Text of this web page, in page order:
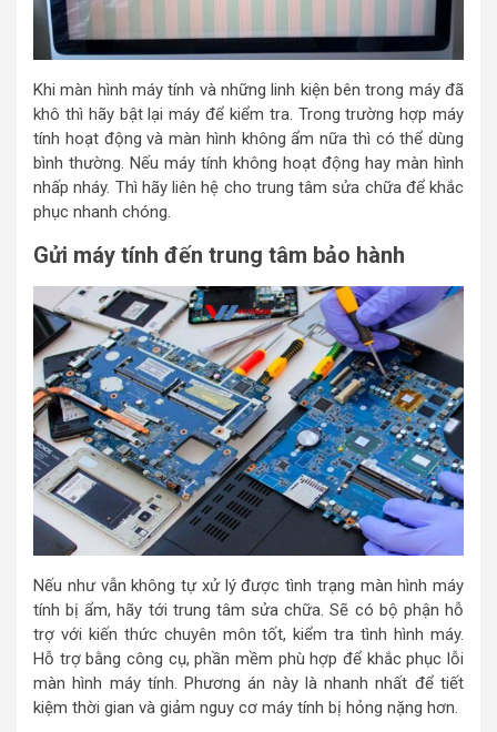
Khi màn hình máy tính và những linh kiện bên trong máy đã
khô thì hãy bật lại máy để kiểm tra. Trong trường hợp máy
tính hoạt động và màn hình không ẩm nữa thì có thể dùng
bình thường. Nếu máy tính không hoạt động hay màn hình
nhấp nháy. Thì hãy liên hệ cho trung tâm sửa chữa để khắc
phục nhanh chóng.
Gửi máy tính đến trung tâm bảo hành
Nếu như vẫn không tự xử lý được tình trạng màn hình máy
tính bị ẩm, hãy tới trung tâm sửa chữa. Sẽ có bộ phận hỗ
trợ với kiến thức chuyên môn tốt, kiểm tra tình hình máy.
Hỗ trợ bằng công cụ, phần mềm phù hợp để khắc phục lỗi
màn hình máy tính. Phương án này là nhanh nhất để tiết
kiệm thời gian và giảm nguy cơ máy tính bị hỏng nặng hơn.